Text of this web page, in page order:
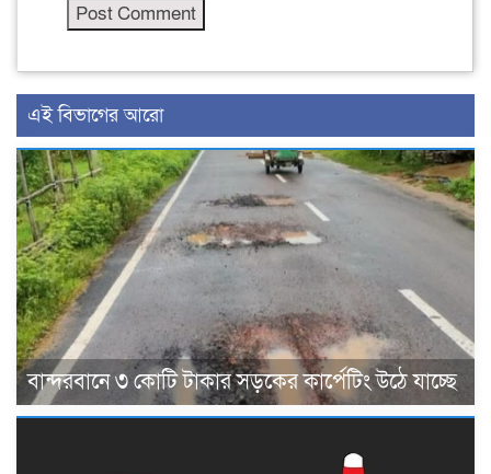
এই বিভাগের আরো
বান্দরবানে ৩ কোটি টাকার সড়কের কার্পেটিং উঠে যাচ্ছে